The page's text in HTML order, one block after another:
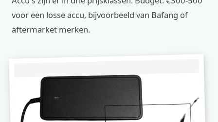
voor een losse accu, bijvoorbeeld van Bafang of
aftermarket merken.